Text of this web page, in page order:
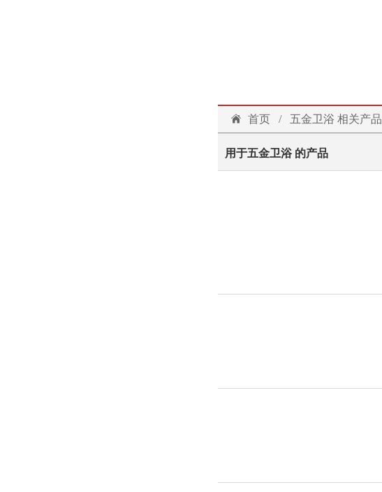
首页 / 五金卫浴 相关产品
用于五金卫浴 的产品